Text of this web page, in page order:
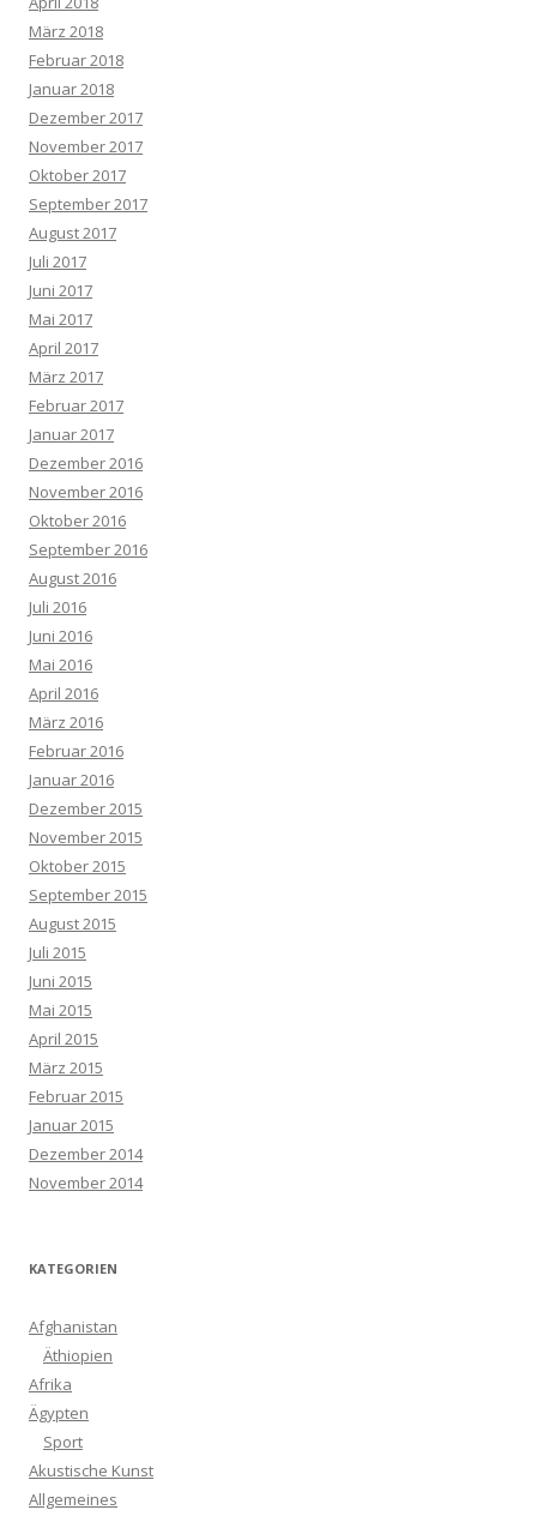
März 2018
Februar 2018
Januar 2018
Dezember 2017
November 2017
Oktober 2017
September 2017
August 2017
Juli 2017
Juni 2017
Mai 2017
April 2017
März 2017
Februar 2017
Januar 2017
Dezember 2016
November 2016
Oktober 2016
September 2016
August 2016
Juli 2016
Juni 2016
Mai 2016
April 2016
März 2016
Februar 2016
Januar 2016
Dezember 2015
November 2015
Oktober 2015
September 2015
August 2015
Juli 2015
Juni 2015
Mai 2015
April 2015
März 2015
Februar 2015
Januar 2015
Dezember 2014
November 2014
KATEGORIEN
Afghanistan
Äthiopien
Afrika
Ägypten
Sport
Akustische Kunst
Allgemeines